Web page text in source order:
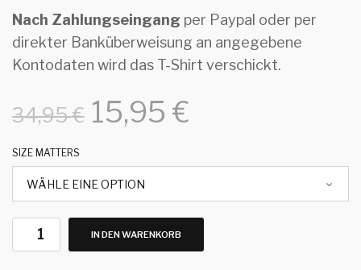
Nach Zahlungseingang per Paypal oder per
direkter Banküberweisung an angegebene
Kontodaten wird das T-Shirt verschickt.
34,95€ 15,95 €
SIZE MATTERS
IN DEN WARENKORB